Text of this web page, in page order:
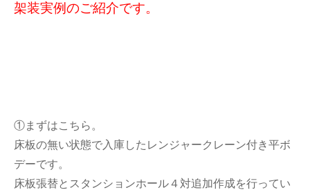
架装実例のご紹介です。
①まずはこちら。
床板の無い状態で入庫したレンジャークレーン付き平ボ
デーです。
床板張替とスタンションホール４対追加作成を行ってい